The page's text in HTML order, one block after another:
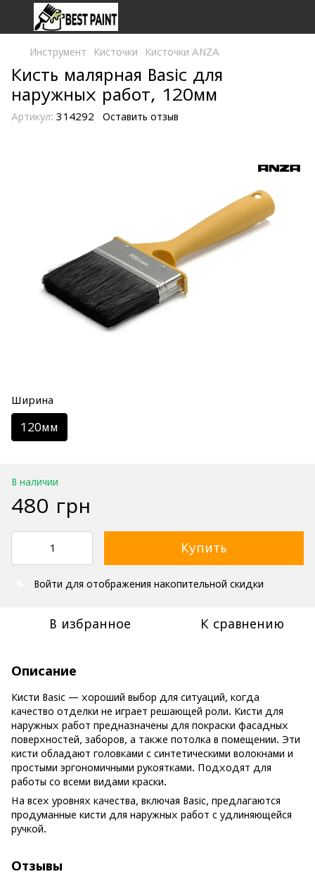
Инструмент Кисточки Кисточки ANZA
Кисть малярная Basic для
наружных работ, 120мм
Артикул: 314292 Оставить отзыв
Ширина
120мм
В наличии
480 грн
Купить
Войти для отображения накопительной скидки
В избранное К сравнению
Описание
Кисти Basic — хороший выбор для ситуаций, когда
качество отделки не играет решающей роли. Кисти для
наружных работ предназначены для покраски фасадных
поверхностей, заборов, а также потолка в помещении. Эти
кисти обладают головками с синтетическими волокнами и
простыми эргономичными рукоятками. Подходят для
работы со всеми видами краски.
На всех уровнях качества, включая Basic, предлагаются
продуманные кисти для наружных работ с удлиняющейся
ручкой.
Отзывы